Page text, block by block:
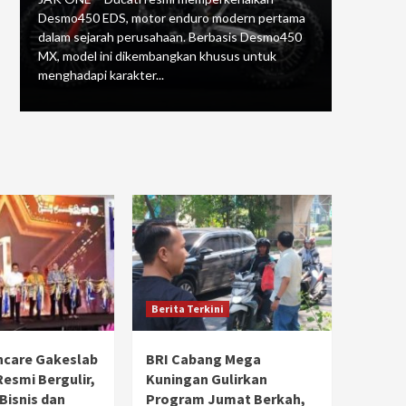
Desmo450 EDS, motor enduro modern pertama
dalam sejarah perusahaan. Berbasis Desmo450
MX, model ini dikembangkan khusus untuk
menghadapi karakter...
Gakeslab
Bergulir,
dan
Berita Terkini
BRI Cabang Mega
Kuningan Gulirkan
Program Jumat Berkah,